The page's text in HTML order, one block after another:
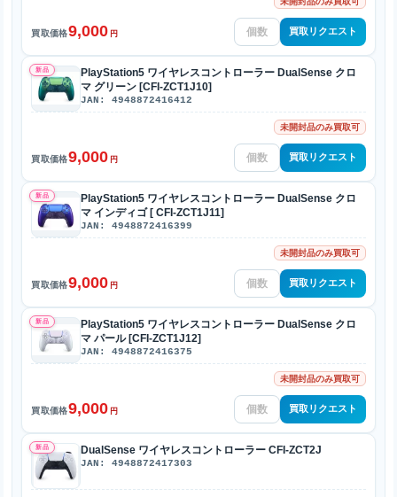
買取価格9,000 円 買取リクエスト
新品
PlayStation5 ワイヤレスコントローラー DualSense クロ
マ グリーン [CFI-ZCT1J10]
JAN: 4948872416412
未開封品のみ買取可
買取価格9,000 円 買取リクエスト
新品
PlayStation5 ワイヤレスコントローラー DualSense クロ
マ インディゴ [ CFI-ZCT1J11]
JAN: 4948872416399
未開封品のみ買取可
買取価格9,000 円 買取リクエスト
新品
PlayStation5 ワイヤレスコントローラー DualSense クロ
マ パール [CFI-ZCT1J12]
JAN: 4948872416375
未開封品のみ買取可
買取価格9,000 円 買取リクエスト
新品 DualSense ワイヤレスコントローラー CFI-ZCT2J
JAN: 4948872417303